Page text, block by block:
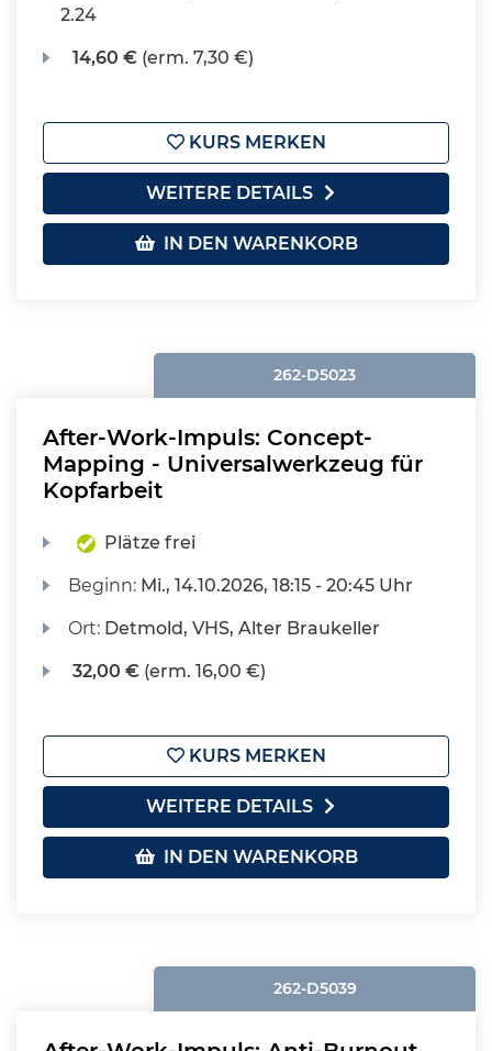
2.24
14,60 € (erm. 7,30 €)
KURS MERKEN
WEITERE DETAILS
IN DEN WARENKORB
262-D5023
After-Work-Impuls: Concept-
Mapping - Universalwerkzeug für
Kopfarbeit
Plätze frei
Beginn: Mi., 14.10.2026, 18:15 - 20:45 Uhr
Ort: Detmold, VHS, Alter Braukeller
32,00 € (erm. 16,00 €)
KURS MERKEN
WEITERE DETAILS
IN DEN WARENKORB
262-D5039